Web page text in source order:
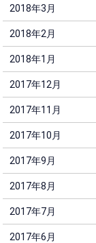
2018年3月
2018年2月
2018年1月
2017年12月
2017年11月
2017年10月
2017年9月
2017年8月
2017年7月
2017年6月